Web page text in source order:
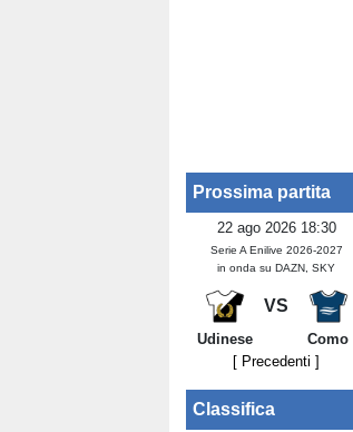
Prossima partita
22 ago 2026 18:30
Serie A Enilive 2026-2027
in onda su DAZN, SKY
VS
Udinese
Como
[ Precedenti ]
Classifica